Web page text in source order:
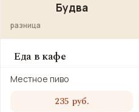
Будва
разница
Еда в кафе
Местное пиво
235 руб.